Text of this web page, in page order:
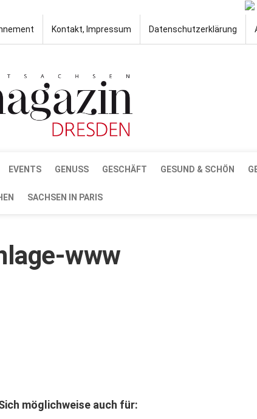
Kontakt, Impressum Datenschutzerklärung
EVENTS GENUSS GESCHÄFT GESUND & SCHÖN
SACHSEN IN PARIS
www
möglichweise auch für: